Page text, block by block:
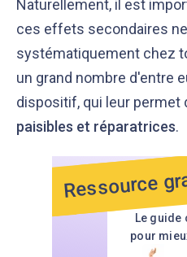
Naturellement, il est
ces effets secondaires
systématiquement chez
un grand nombre d'entre
dispositif, qui leur permet
paisibles et réparatrices.
Le guide
pour
Ressource